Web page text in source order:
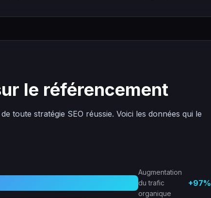
le référencement
toute stratégie SEO réussie. Voici les données qui le
Augmentation
du trafic
organique
+97%